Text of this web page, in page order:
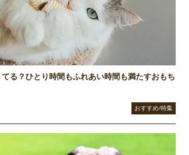
る？ひとり時間もふれあい時間も満たすおもち
おすすめ/特集